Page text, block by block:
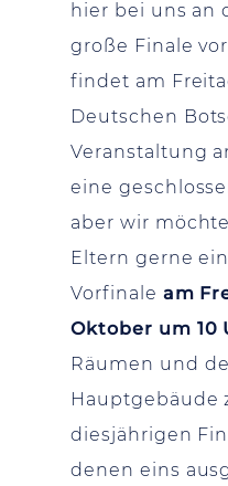
hier bei uns an
große Finale
findet am
Deutschen
Veranstaltung
eine
aber wir
Eltern gerne
Vorfinale am
Oktober um 10
Räumen und
Hauptgebäude
diesjährigen
denen eins